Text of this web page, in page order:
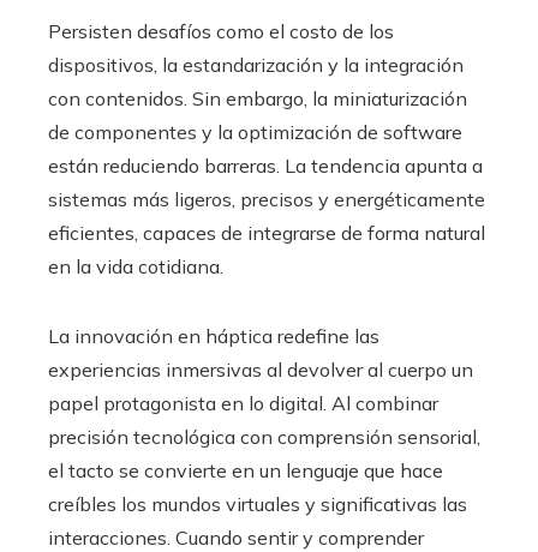
Persisten desafíos como el costo de los
dispositivos, la estandarización y la integración
con contenidos. Sin embargo, la miniaturización
de componentes y la optimización de software
están reduciendo barreras. La tendencia apunta a
sistemas más ligeros, precisos y energéticamente
eficientes, capaces de integrarse de forma natural
en la vida cotidiana.
La innovación en háptica redefine las
experiencias inmersivas al devolver al cuerpo un
papel protagonista en lo digital. Al combinar
precisión tecnológica con comprensión sensorial,
el tacto se convierte en un lenguaje que hace
creíbles los mundos virtuales y significativas las
interacciones. Cuando sentir y comprender